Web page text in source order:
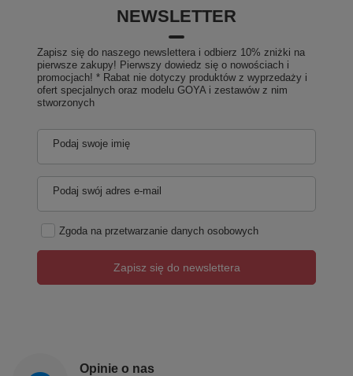
NEWSLETTER
Zapisz się do naszego newslettera i odbierz 10% zniżki na
pierwsze zakupy! Pierwszy dowiedz się o nowościach i
promocjach! * Rabat nie dotyczy produktów z wyprzedaży i
ofert specjalnych oraz modelu GOYA i zestawów z nim
stworzonych
Podaj swoje imię
Podaj swój adres e-mail
Zgoda na przetwarzanie danych osobowych
Zapisz się do newslettera
Opinie o nas